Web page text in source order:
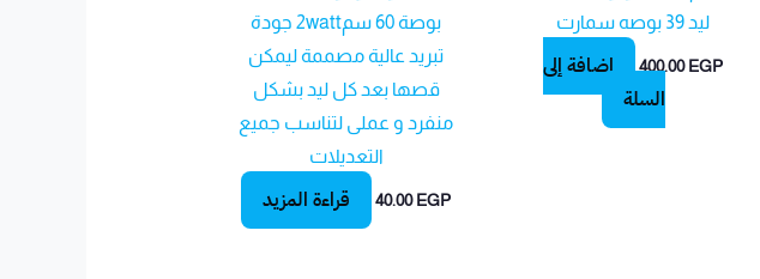
ليد 39 بوصه سمارت
400.00EGP
إضافة إلى
السلة
بوصة 60 سم2watt جودة
تبريد عالية مصممة ليمكن
قصها بعد كل ليد بشكل
منفرد و عملى لتناسب جميع
التعديلات
40.00EGP قراءة المزيد